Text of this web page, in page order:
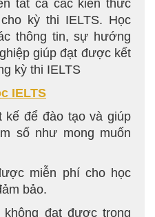
tất cả các kiến thức
kỳ thi IELTS. Học
thông tin, sự hướng
giúp đạt được kết
kỳ thi IELTS
IELTS
để đào tạo và giúp
số như mong muốn
miễn phí cho học
bảo.
đạt được trong